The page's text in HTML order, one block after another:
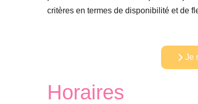
critères en termes de disponibilité et de
Je
Horaires